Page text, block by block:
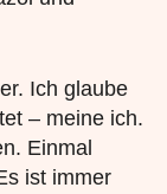
Ich glaube
– meine ich.
Einmal
ist immer